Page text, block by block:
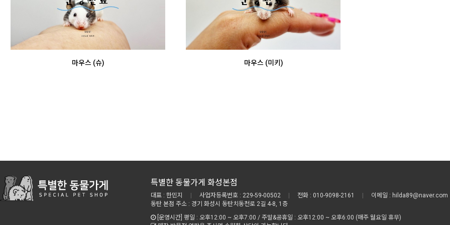
마우스 (슈) 마우스 (미키)
특별한 동물가게 화성본점
대표 : 한민지 사업자등록번호 : 229-59-00502 전화 : 010-9098-2161
이메일 : hilda89@naver.com
동탄 본점 주소 : 경기 화성시 동탄치동천로 2길 4-8, 1층
[운영시간] 평일 : 오후12:00 ~ 오후7:00 / 주말&공휴일 : 오후12:00 ~ 오후6:00 (매주 월요일 휴무)